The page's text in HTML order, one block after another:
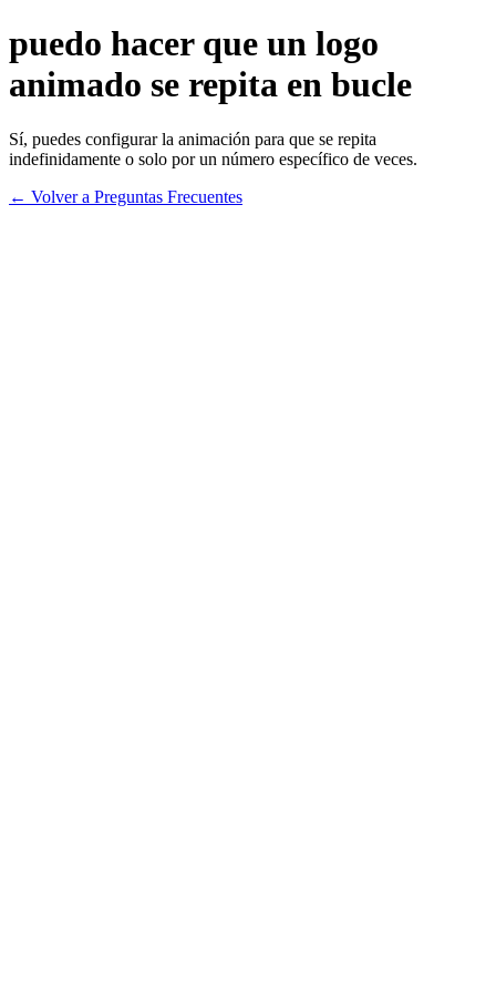
puedo hacer que un logo
animado se repita en bucle
Sí, puedes configurar la animación para que se repita
indefinidamente o solo por un número específico de veces.
← Volver a Preguntas Frecuentes